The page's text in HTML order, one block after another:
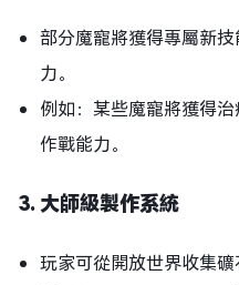
部分魔寵將獲得專屬新
力。
例如：某些魔寵將獲得
作戰能力。
3. 大師級製作系統
玩家可從開放世界收集